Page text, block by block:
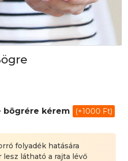
bögrére kérem (+1000 Ft)
folyadék hatására
lesz látható a rajta lévő